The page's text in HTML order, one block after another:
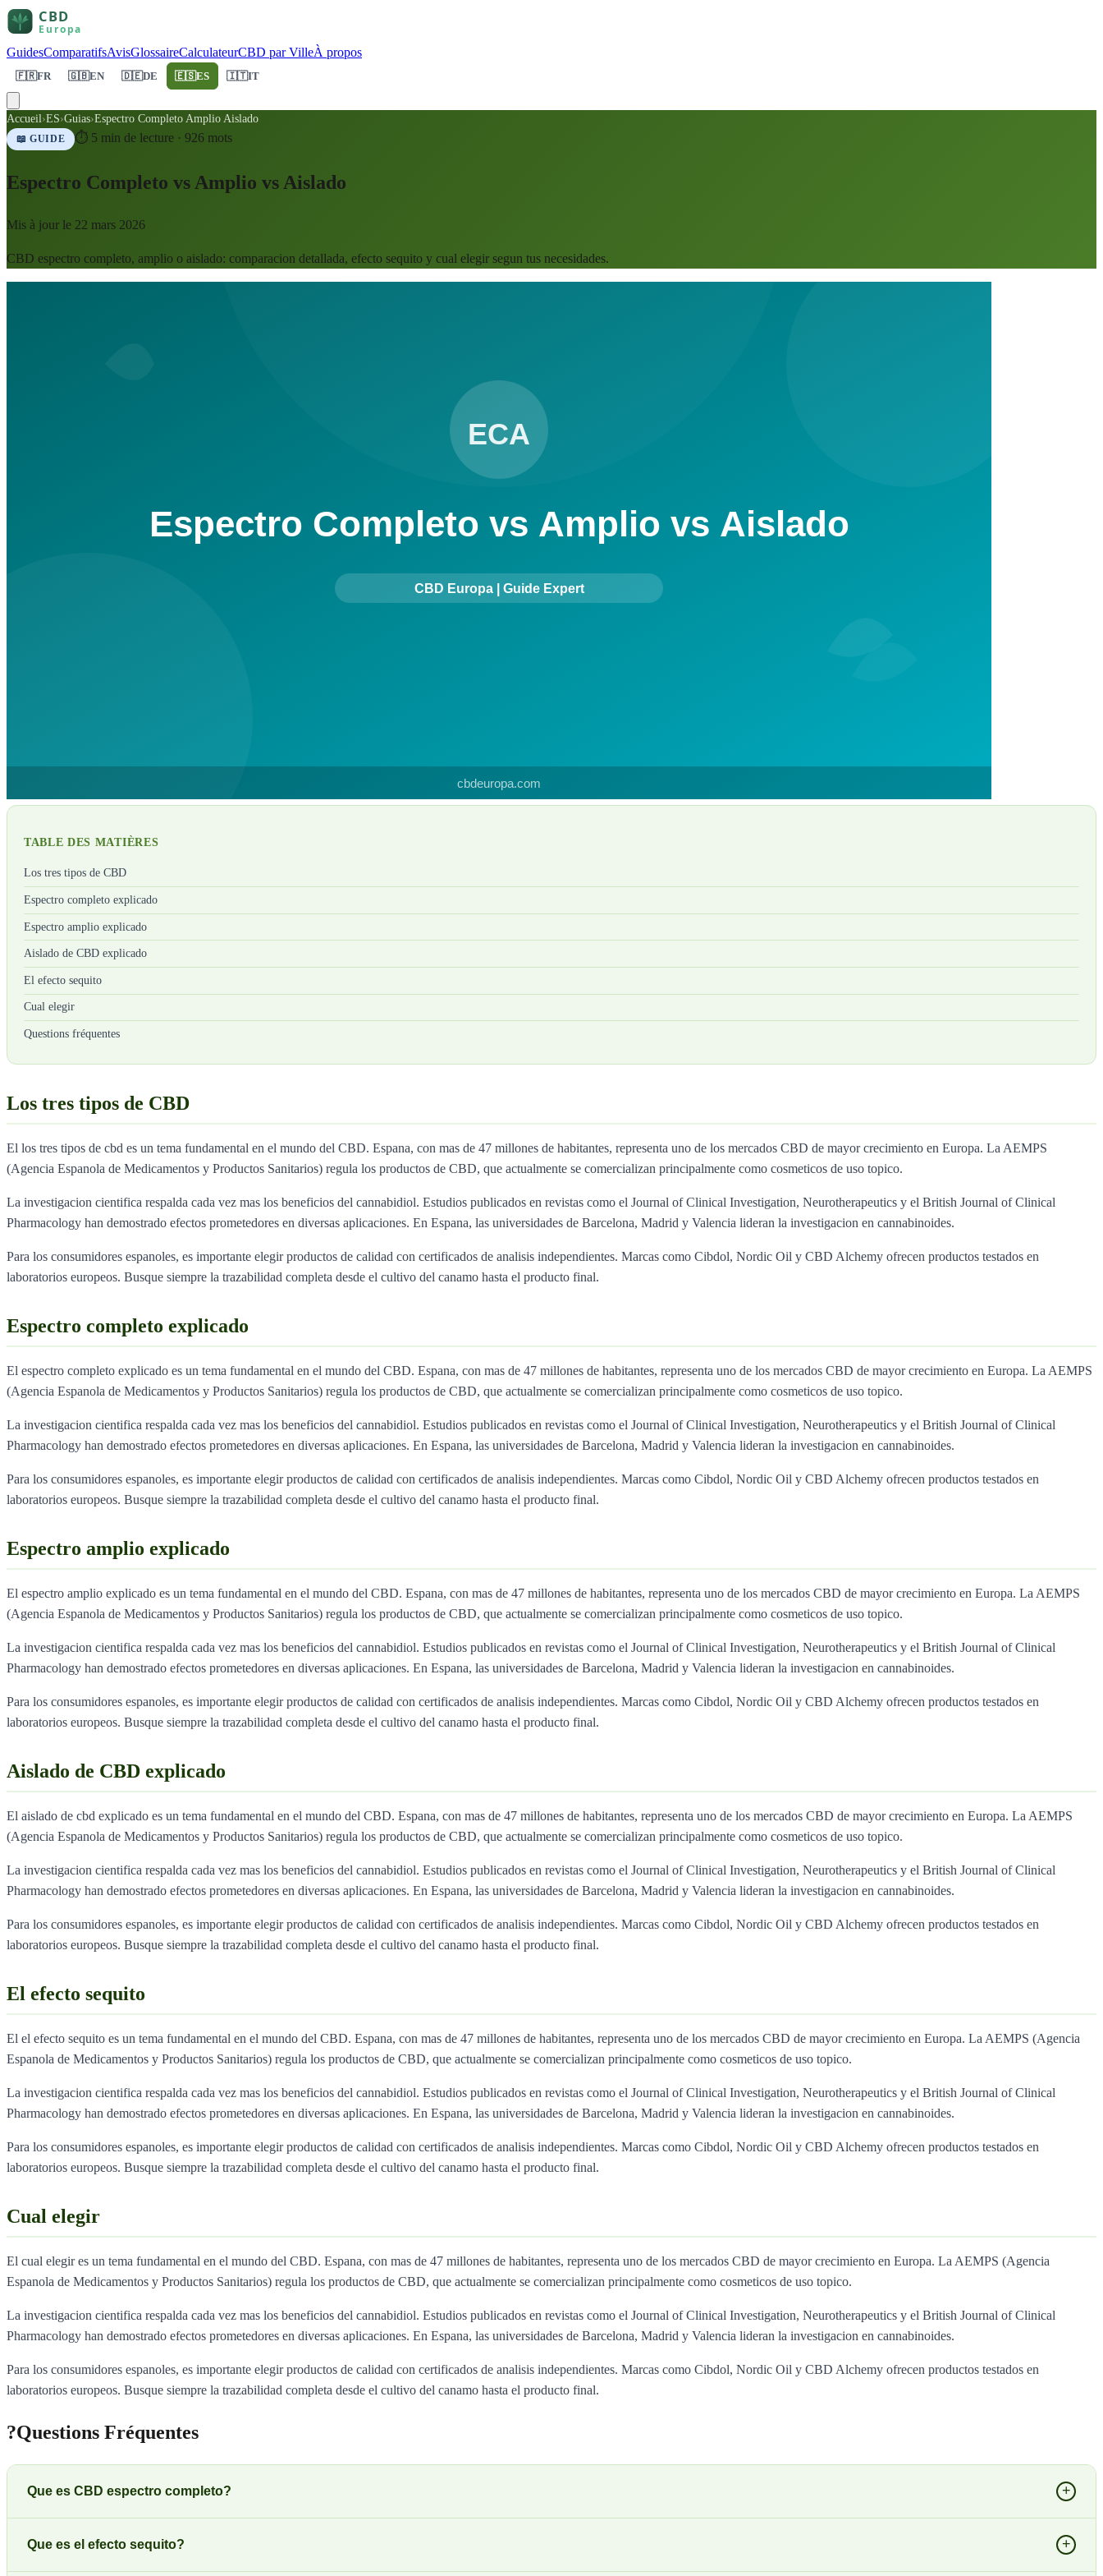
GuidesComparatifsAvisGlossaireCalculateurCBD par VilleÀ propos
🇫🇷FR 🇬🇧EN 🇩🇪DE 🇪🇸ES 🇮🇹IT
Accueil›ES›Guias›Espectro Completo Amplio Aislado
📖 GUIDE ⏱ 5 min de lecture ·926 mots
Espectro Completo vs Amplio vs Aislado
Mis à jour le 22 mars 2026
CBD espectro completo, amplio o aislado: comparacion detallada, efecto sequito y cual elegir segun tus necesidades.
TABLE DES MATIÈRES
Los tres tipos de CBD
Espectro completo explicado
Espectro amplio explicado
Aislado de CBD explicado
El efecto sequito
Cual elegir
Questions fréquentes
Los tres tipos de CBD
El los tres tipos de cbd es un tema fundamental en el mundo del CBD. Espana, con mas de 47 millones de habitantes, representa uno de los mercados CBD de mayor crecimiento en Europa. La AEMPS
(Agencia Espanola de Medicamentos y Productos Sanitarios) regula los productos de CBD, que actualmente se comercializan principalmente como cosmeticos de uso topico.
La investigacion cientifica respalda cada vez mas los beneficios del cannabidiol. Estudios publicados en revistas como el Journal of Clinical Investigation, Neurotherapeutics y el British Journal of Clinical
Pharmacology han demostrado efectos prometedores en diversas aplicaciones. En Espana, las universidades de Barcelona, Madrid y Valencia lideran la investigacion en cannabinoides.
Para los consumidores espanoles, es importante elegir productos de calidad con certificados de analisis independientes. Marcas como Cibdol, Nordic Oil y CBD Alchemy ofrecen productos testados en
laboratorios europeos. Busque siempre la trazabilidad completa desde el cultivo del canamo hasta el producto final.
Espectro completo explicado
El espectro completo explicado es un tema fundamental en el mundo del CBD. Espana, con mas de 47 millones de habitantes, representa uno de los mercados CBD de mayor crecimiento en Europa. La AEMPS
(Agencia Espanola de Medicamentos y Productos Sanitarios) regula los productos de CBD, que actualmente se comercializan principalmente como cosmeticos de uso topico.
La investigacion cientifica respalda cada vez mas los beneficios del cannabidiol. Estudios publicados en revistas como el Journal of Clinical Investigation, Neurotherapeutics y el British Journal of Clinical
Pharmacology han demostrado efectos prometedores en diversas aplicaciones. En Espana, las universidades de Barcelona, Madrid y Valencia lideran la investigacion en cannabinoides.
Para los consumidores espanoles, es importante elegir productos de calidad con certificados de analisis independientes. Marcas como Cibdol, Nordic Oil y CBD Alchemy ofrecen productos testados en
laboratorios europeos. Busque siempre la trazabilidad completa desde el cultivo del canamo hasta el producto final.
Espectro amplio explicado
El espectro amplio explicado es un tema fundamental en el mundo del CBD. Espana, con mas de 47 millones de habitantes, representa uno de los mercados CBD de mayor crecimiento en Europa. La AEMPS
(Agencia Espanola de Medicamentos y Productos Sanitarios) regula los productos de CBD, que actualmente se comercializan principalmente como cosmeticos de uso topico.
La investigacion cientifica respalda cada vez mas los beneficios del cannabidiol. Estudios publicados en revistas como el Journal of Clinical Investigation, Neurotherapeutics y el British Journal of Clinical
Pharmacology han demostrado efectos prometedores en diversas aplicaciones. En Espana, las universidades de Barcelona, Madrid y Valencia lideran la investigacion en cannabinoides.
Para los consumidores espanoles, es importante elegir productos de calidad con certificados de analisis independientes. Marcas como Cibdol, Nordic Oil y CBD Alchemy ofrecen productos testados en
laboratorios europeos. Busque siempre la trazabilidad completa desde el cultivo del canamo hasta el producto final.
Aislado de CBD explicado
El aislado de cbd explicado es un tema fundamental en el mundo del CBD. Espana, con mas de 47 millones de habitantes, representa uno de los mercados CBD de mayor crecimiento en Europa. La AEMPS
(Agencia Espanola de Medicamentos y Productos Sanitarios) regula los productos de CBD, que actualmente se comercializan principalmente como cosmeticos de uso topico.
La investigacion cientifica respalda cada vez mas los beneficios del cannabidiol. Estudios publicados en revistas como el Journal of Clinical Investigation, Neurotherapeutics y el British Journal of Clinical
Pharmacology han demostrado efectos prometedores en diversas aplicaciones. En Espana, las universidades de Barcelona, Madrid y Valencia lideran la investigacion en cannabinoides.
Para los consumidores espanoles, es importante elegir productos de calidad con certificados de analisis independientes. Marcas como Cibdol, Nordic Oil y CBD Alchemy ofrecen productos testados en
laboratorios europeos. Busque siempre la trazabilidad completa desde el cultivo del canamo hasta el producto final.
El efecto sequito
El el efecto sequito es un tema fundamental en el mundo del CBD. Espana, con mas de 47 millones de habitantes, representa uno de los mercados CBD de mayor crecimiento en Europa. La AEMPS (Agencia
Espanola de Medicamentos y Productos Sanitarios) regula los productos de CBD, que actualmente se comercializan principalmente como cosmeticos de uso topico.
La investigacion cientifica respalda cada vez mas los beneficios del cannabidiol. Estudios publicados en revistas como el Journal of Clinical Investigation, Neurotherapeutics y el British Journal of Clinical
Pharmacology han demostrado efectos prometedores en diversas aplicaciones. En Espana, las universidades de Barcelona, Madrid y Valencia lideran la investigacion en cannabinoides.
Para los consumidores espanoles, es importante elegir productos de calidad con certificados de analisis independientes. Marcas como Cibdol, Nordic Oil y CBD Alchemy ofrecen productos testados en
laboratorios europeos. Busque siempre la trazabilidad completa desde el cultivo del canamo hasta el producto final.
Cual elegir
El cual elegir es un tema fundamental en el mundo del CBD. Espana, con mas de 47 millones de habitantes, representa uno de los mercados CBD de mayor crecimiento en Europa. La AEMPS (Agencia
Espanola de Medicamentos y Productos Sanitarios) regula los productos de CBD, que actualmente se comercializan principalmente como cosmeticos de uso topico.
La investigacion cientifica respalda cada vez mas los beneficios del cannabidiol. Estudios publicados en revistas como el Journal of Clinical Investigation, Neurotherapeutics y el British Journal of Clinical
Pharmacology han demostrado efectos prometedores en diversas aplicaciones. En Espana, las universidades de Barcelona, Madrid y Valencia lideran la investigacion en cannabinoides.
Para los consumidores espanoles, es importante elegir productos de calidad con certificados de analisis independientes. Marcas como Cibdol, Nordic Oil y CBD Alchemy ofrecen productos testados en
laboratorios europeos. Busque siempre la trazabilidad completa desde el cultivo del canamo hasta el producto final.
?Questions Fréquentes
Que es CBD espectro completo? +
Que es el efecto sequito? +